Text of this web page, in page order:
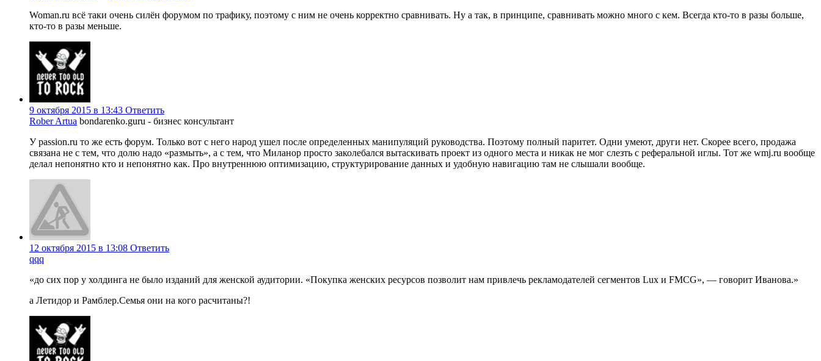
Woman.ru всё таки очень силён форумом по трафику, поэтому с ним не очень корректно сравнивать. Ну а так, в принципе, сравнивать можно много с кем. Всегда кто-то в разы больше,
кто-то в разы меньше.
9 октября 2015 в 13:43 Ответить
Rober Artua bondarenko.guru - бизнес консультант
У passion.ru то же есть форум. Только вот с него народ ушел после определенных манипуляций руководства. Поэтому полный паритет. Одни умеют, други нет. Скорее всего, продажа
связана не с тем, что долю надо «размыть», а с тем, что Миланор просто заколебался вытаскивать проект из одного места и никак не мог слезть с реферальной иглы. Тот же wmj.ru вообще
делал непонятно кто и непонятно как. Про внутреннюю оптимизацию, структурирование данных и удобную навигацию там не слышали вообще.
12 октября 2015 в 13:08 Ответить
qqq
«до сих пор у холдинга не было изданий для женской аудитории. «Покупка женских ресурсов позволит нам привлечь рекламодателей сегментов Lux и FMCG», — говорит Иванова.»
а Летидор и Рамблер.Семья они на кого расчитаны?!